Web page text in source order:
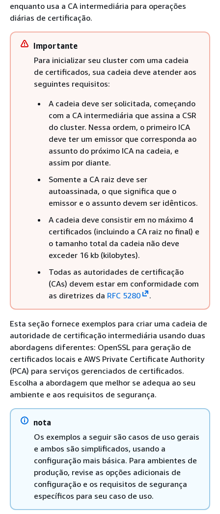
enquanto usa a CA intermediária para operações
diárias de certificação.
Importante
Para inicializar seu cluster com uma cadeia
de certificados, sua cadeia deve atender aos
seguintes requisitos:
A cadeia deve ser solicitada, começando
com a CA intermediária que assina a CSR
do cluster. Nessa ordem, o primeiro ICA
deve ter um emissor que corresponda ao
assunto do próximo ICA na cadeia, e
assim por diante.
Somente a CA raiz deve ser
autoassinada, o que significa que o
emissor e o assunto devem ser idênticos.
A cadeia deve consistir em no máximo 4
certificados (incluindo a CA raiz no final) e
o tamanho total da cadeia não deve
exceder 16 kb (kilobytes).
Todas as autoridades de certificação
(CAs) devem estar em conformidade com
as diretrizes da RFC 5280 .
Esta seção fornece exemplos para criar uma cadeia de
autoridade de certificação intermediária usando duas
abordagens diferentes: OpenSSL para geração de
certificados locais e AWS Private Certificate Authority
(PCA) para serviços gerenciados de certificados.
Escolha a abordagem que melhor se adequa ao seu
ambiente e aos requisitos de segurança.
nota
Os exemplos a seguir são casos de uso gerais
e ambos são simplificados, usando a
configuração mais básica. Para ambientes de
produção, revise as opções adicionais de
configuração e os requisitos de segurança
específicos para seu caso de uso.